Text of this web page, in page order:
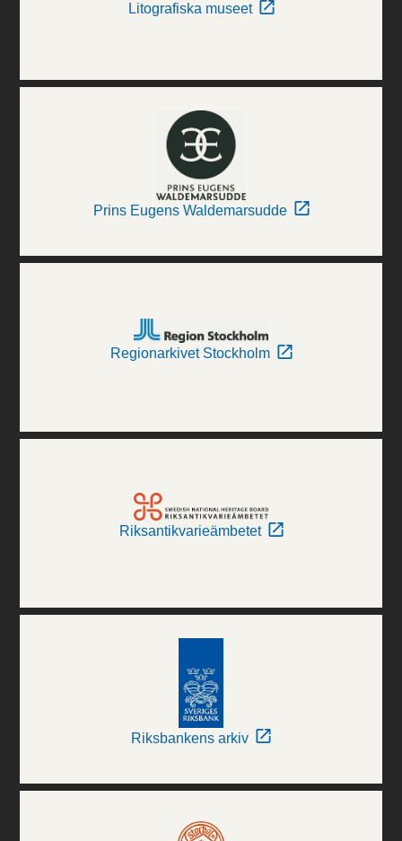
Litografiska museet
Prins Eugens Waldemarsudde
Regionarkivet Stockholm
Riksantikvarieämbetet
Riksbankens arkiv